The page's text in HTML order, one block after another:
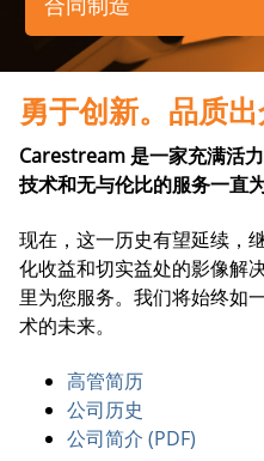
合同制造
勇于创新。品质出
Carestream 是一家充满活
技术和无与伦比的服务一直
现在，这一历史有望延续，
化收益和切实益处的影像解
里为您服务。我们将始终如
术的未来。
高管简历
公司历史
公司简介 (PDF)